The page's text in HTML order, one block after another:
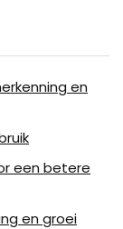
en
een betere
en groei